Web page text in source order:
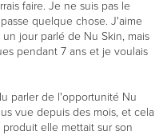
faire. Je ne suis pas le
quelque chose. J'aime
jour parlé de Nu Skin, mais
pendant 7 ans et je voulais
parler de l'opportunité Nu
vue depuis des mois, et cela
elle mettait sur son